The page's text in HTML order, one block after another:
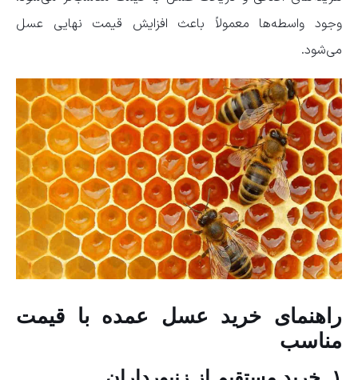
وجود واسطه‌ها معمولاً باعث افزایش قیمت نهایی عسل
می‌شود.
راهنمای خرید عسل عمده با قیمت
مناسب